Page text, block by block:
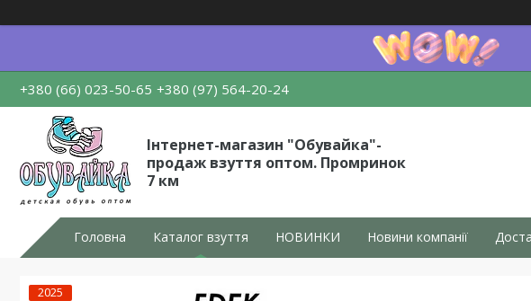
+380 (66) 023-50-65 +380 (97) 564-20-24
Інтернет-магазин "Обувайка"-
продаж взуття оптом. Промринок
7 км
Головна Каталог взуття НОВИНКИ Новини компанії
2025